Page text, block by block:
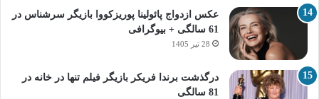
عکس ازدواج پائولینا پوریزکووا بازیگر سرشناس در
61 سالگی + بیوگرافی
28 تیر 1405
درگذشت برندا فریکر بازیگر فیلم تنها در خانه در
81 سالگی